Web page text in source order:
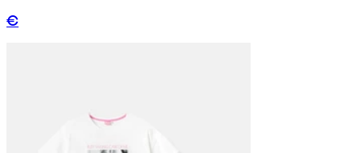
€